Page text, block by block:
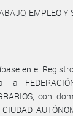
EMPLEO Y
en el
con